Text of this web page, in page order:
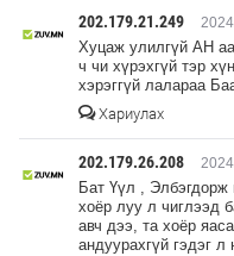
202.179.21.249
Хуцаж улилгүй АН
ч чи хүрэхгүй тэр
хэрэггүй лалараа
Хариулах
202.179.26.208
Бат Үүл , Элбэгдорж
хоёр луу л чиглээд
авч дээ, та хоёр
андуурахгүй гэдэг л